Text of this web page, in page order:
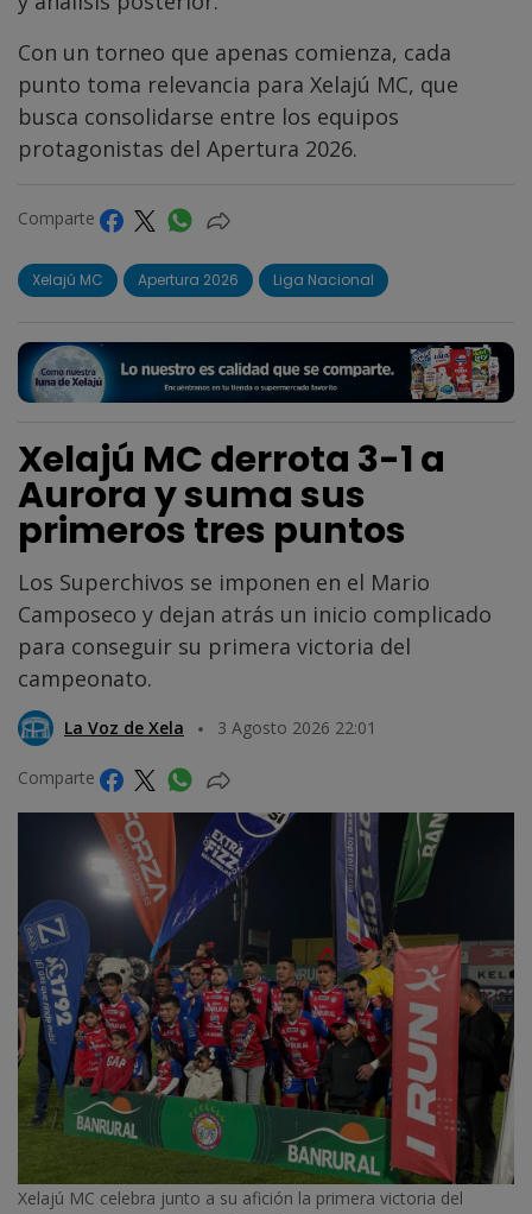
Con un torneo que apenas comienza, cada
punto toma relevancia para Xelajú MC, que
busca consolidarse entre los equipos
protagonistas del Apertura 2026.
Comparte
Xelajú MC Apertura 2026 Liga Nacional
Xelajú MC derrota 3-1 a
Aurora y suma sus
primeros tres puntos
Los Superchivos se imponen en el Mario
Camposeco y dejan atrás un inicio complicado
para conseguir su primera victoria del
campeonato.
La Voz de Xela 3 Agosto 2026 22:01
Comparte
Xelajú MC celebra junto a su afición la primera victoria del